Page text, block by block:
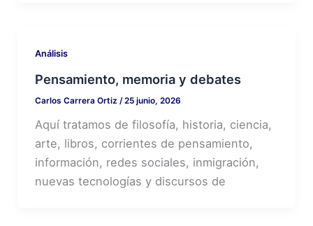
Análisis
Pensamiento, memoria y debates
Carlos Carrera Ortiz /25 junio, 2026
Aquí tratamos de filosofía, historia, ciencia,
arte, libros, corrientes de pensamiento,
información, redes sociales, inmigración,
nuevas tecnologías y discursos de